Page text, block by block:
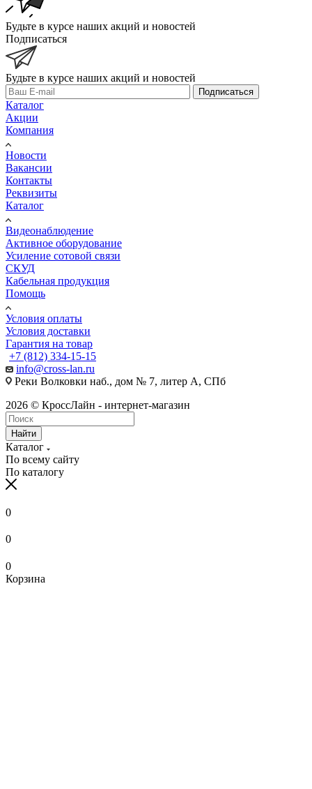
Будьте в курсе наших акций и новостей
Подписаться
Будьте в курсе наших акций и новостей
Подписаться
Каталог
Акции
Компания
Новости
Вакансии
Контакты
Реквизиты
Каталог
Видеонаблюдение
Активное оборудование
Усиление сотовой связи
СКУД
Кабельная продукция
Помощь
Условия оплаты
Условия доставки
Гарантия на товар
+7 (812) 334-15-15
info@cross-lan.ru
Реки Волковки наб., дом № 7, литер А, СПб
2026 © КроссЛайн - интернет-магазин
Найти
Каталог
По всему сайту
По каталогу
0
0
0
Корзина